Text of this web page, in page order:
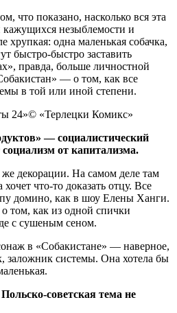
что показано, насколько вся эта
кажущихся незыблемости и
хрупкая: одна маленькая собачка,
быстро-быстро заставить
правда, больше личностной
— о том, как все
в той или иной степени.
24»© «Терлецки Комикс»
— социалистический
от капитализма.
же декорации. На самом деле там
что-то доказать отцу. Все
домино, как в шоу Елены Ханги.
том, как из одной спички
с сушеным сеном.
в «Собакистане» — наверное,
системы. Она хотела бы
советская тема не